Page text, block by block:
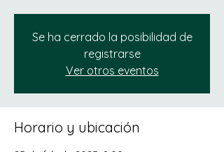
Se ha cerrado la posibilidad de
registrarse
Ver otros eventos
Horario y ubicación